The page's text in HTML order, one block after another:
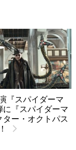
『スパイダーマ
に『スパイダーマ
ター・オクトパス